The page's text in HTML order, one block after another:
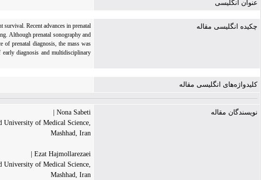
عنوان انگلیسی
چکیده انگلیسی مقاله
Recent advances in prenatal
Although prenatal sonography and
of prenatal diagnosis, the mass was
diagnosis and multidisciplinary
کلیدواژه‌های انگلیسی مقاله
نویسندگان مقاله
Nona Sabeti |
University of Medical Science,
Mashhad, Iran
Ezat Hajmollarezaei |
University of Medical Science,
Mashhad, Iran